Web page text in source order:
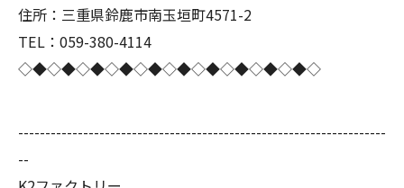
住所：三重県鈴鹿市南玉垣町4571-2
TEL：059-380-4114
◇◆◇◆◇◆◇◆◇◆◇◆◇◆◇◆◇◆◇◆◇
--------------------------------------------------------------------
--